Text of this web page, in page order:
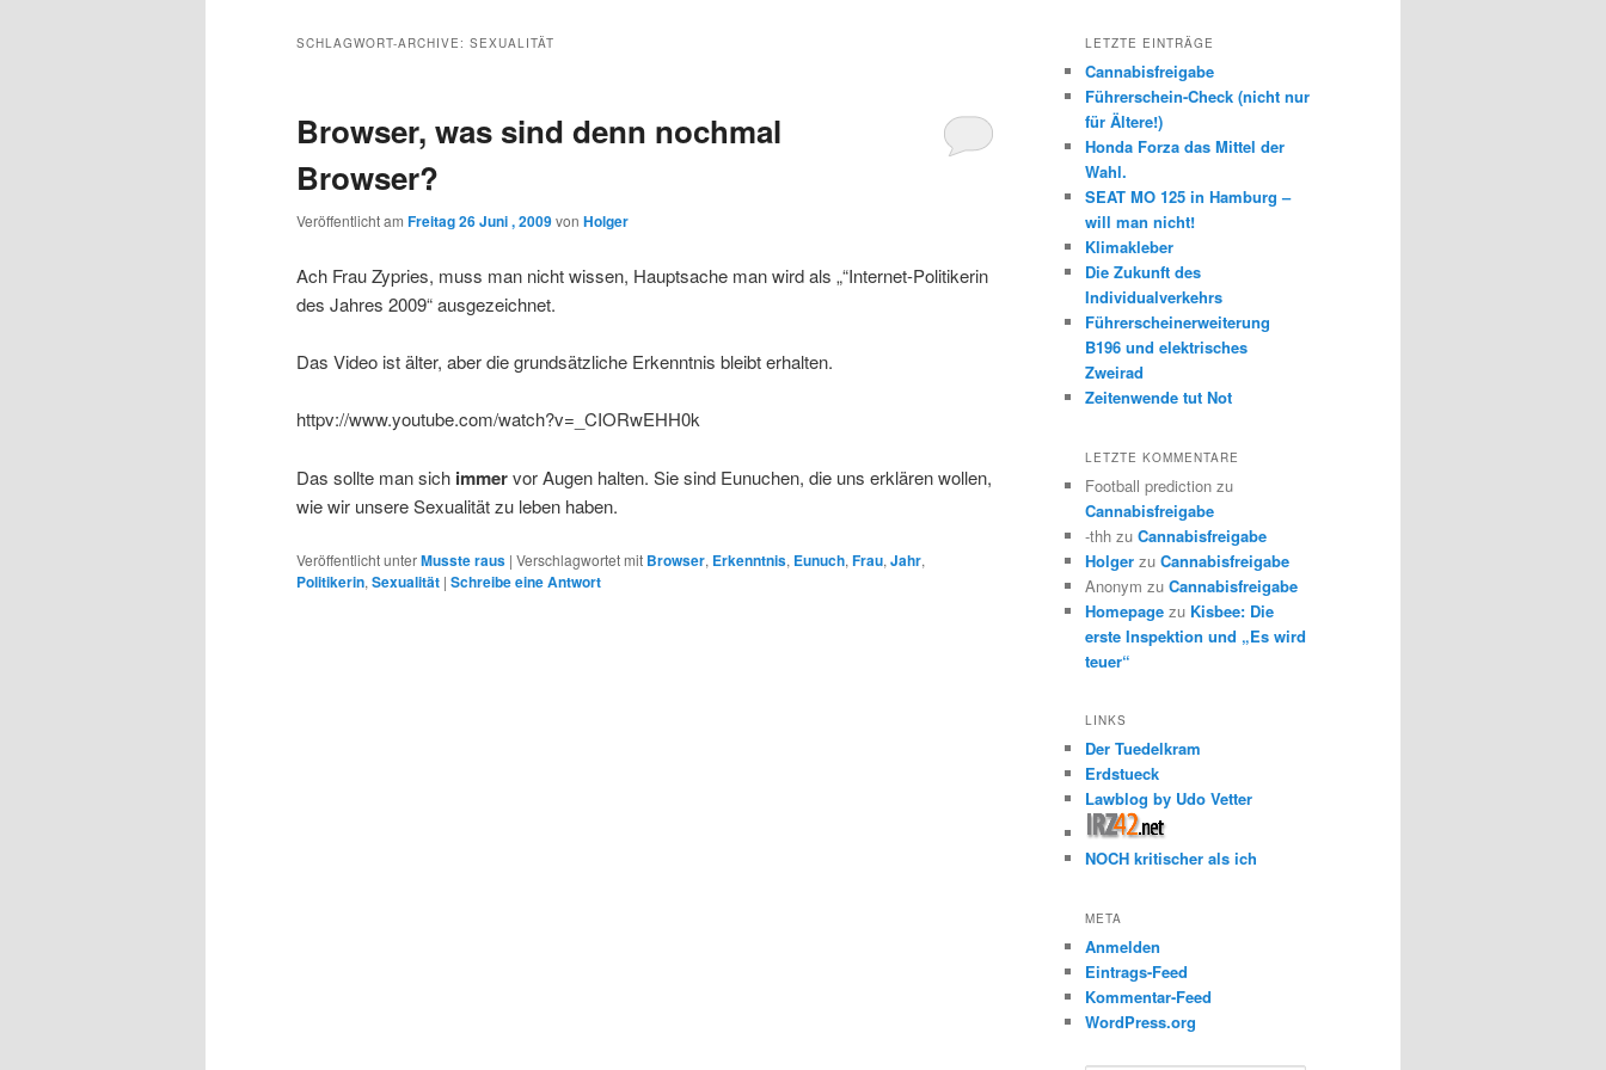
wechseln
SCHLAGWORT-ARCHIVE: SEXUALITÄT
Browser, was sind denn nochmal
Browser?
Veröffentlicht am Freitag 26 Juni , 2009von Holger
Ach Frau Zypries, muss man nicht wissen, Hauptsache man wird als „“Internet-Politikerin
des Jahres 2009“ ausgezeichnet.
Das Video ist älter, aber die grundsätzliche Erkenntnis bleibt erhalten.
httpv://www.youtube.com/watch?v=_CIORwEHH0k
Das sollte man sich immervor Augen halten. Sie sind Eunuchen, die uns erklären wollen,
wie wir unsere Sexualität zu leben haben.
Veröffentlicht unterMusste raus | Verschlagwortet mit Browser, Erkenntnis, Eunuch, Frau, Jahr,
Politikerin, Sexualität | Schreibe eine Antwort
LETZTE EINTRÄGE
Cannabisfreigabe
Führerschein-Check (nicht nur
für Ältere!)
Honda Forza das Mittel der
Wahl.
SEAT MO 125 in Hamburg –
will man nicht!
Klimakleber
Die Zukunft des
Individualverkehrs
Führerscheinerweiterung
B196 und elektrisches
Zweirad
Zeitenwende tut Not
LETZTE KOMMENTARE
Football prediction zu
Cannabisfreigabe
-thh zu Cannabisfreigabe
Holger zu Cannabisfreigabe
Anonym zu Cannabisfreigabe
Homepage zu Kisbee: Die
erste Inspektion und „Es wird
teuer“
LINKS
Der Tuedelkram
Erdstueck
Lawblog by Udo Vetter
NOCH kritischer als ich
META
Anmelden
Eintrags-Feed
Kommentar-Feed
WordPress.org